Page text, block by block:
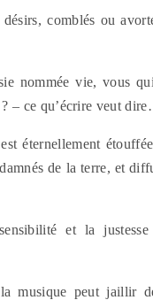
comblés ou
nommée vie, vous
? – ce qu’écrire veut
éternellement
de la terre, et
et la
musique peut jaillir